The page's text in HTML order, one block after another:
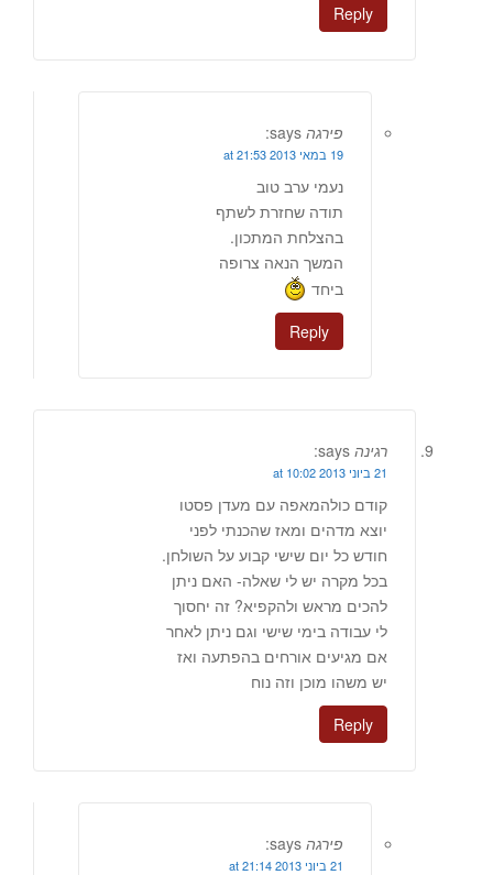
Reply
פירגה says:
19 במאי 2013 at 21:53
נעמי ערב טוב
תודה שחזרת לשתף
בהצלחת המתכון.
המשך הנאה צרופה
ביחד
Reply
רגינה says:
21 ביוני 2013 at 10:02
קודם כולהמאפה עם מעדן פסטו
יוצא מדהים ומאז שהכנתי לפני
חודש כל יום שישי קבוע על השולחן.
בכל מקרה יש לי שאלה- האם ניתן
להכים מראש ולהקפיא? זה יחסוך
לי עבודה בימי שישי וגם ניתן לאחר
אם מגיעים אורחים בהפתעה ואז
יש משהו מוכן וזה נוח
Reply
פירגה says:
21 ביוני 2013 at 21:14